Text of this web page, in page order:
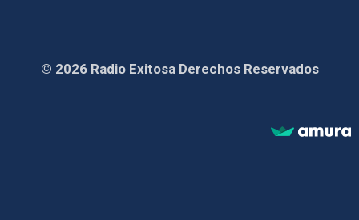
© 2026 Radio Exitosa Derechos Reservados